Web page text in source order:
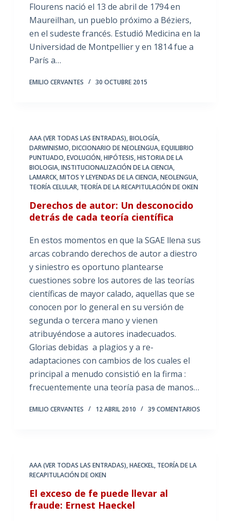
Flourens nació el 13 de abril de 1794 en
Maureilhan, un pueblo próximo a Béziers,
en el sudeste francés. Estudió Medicina en la
Universidad de Montpellier y en 1814 fue a
París a…
EMILIO CERVANTES 30 OCTUBRE 2015
AAA (VER TODAS LAS ENTRADAS),BIOLOGÍA,
DARWINISMO,DICCIONARIO DE NEOLENGUA,EQUILIBRIO
PUNTUADO,EVOLUCIÓN,HIPÓTESIS,HISTORIA DE LA
BIOLOGIA,INSTITUCIONALIZACIÓN DE LA CIENCIA,
LAMARCK,MITOS Y LEYENDAS DE LA CIENCIA,NEOLENGUA,
TEORÍA CELULAR, TEORÍA DE LA RECAPITULACIÓN DE OKEN
Derechos de autor: Un desconocido
detrás de cada teoría científica
En estos momentos en que la SGAE llena sus
arcas cobrando derechos de autor a diestro
y siniestro es oportuno plantearse
cuestiones sobre los autores de las teorías
científicas de mayor calado, aquellas que se
conocen por lo general en su versión de
segunda o tercera mano y vienen
atribuyéndose a autores inadecuados.
Glorias debidas a plagios y a re-
adaptaciones con cambios de los cuales el
principal a menudo consistió en la firma :
frecuentemente una teoría pasa de manos…
EMILIO CERVANTES 12 ABRIL 2010 39 COMENTARIOS
AAA (VER TODAS LAS ENTRADAS),HAECKEL, TEORÍA DE LA
RECAPITULACIÓN DE OKEN
El exceso de fe puede llevar al
fraude: Ernest Haeckel